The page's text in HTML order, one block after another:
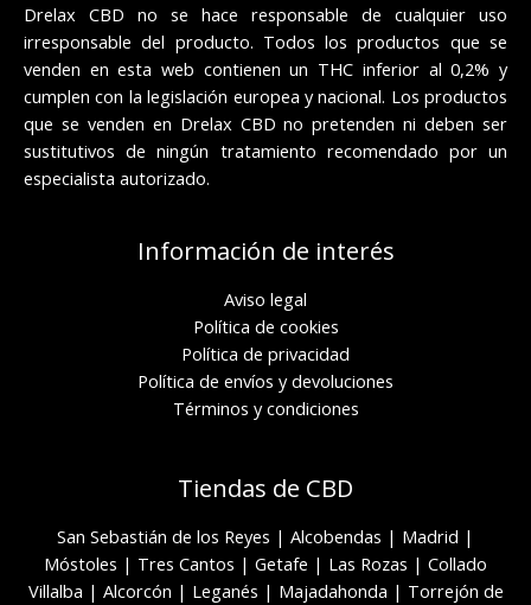
Drelax CBD no se hace responsable de cualquier uso
irresponsable del producto. Todos los productos que se
venden en esta web contienen un THC inferior al 0,2% y
cumplen con la legislación europea y nacional. Los productos
que se venden en Drelax CBD no pretenden ni deben ser
sustitutivos de ningún tratamiento recomendado por un
especialista autorizado.
Información de interés
Aviso legal
Política de cookies
Política de privacidad
Política de envíos y devoluciones
Términos y condiciones
Tiendas de CBD
San Sebastián de los Reyes | Alcobendas | Madrid |
Móstoles | Tres Cantos | Getafe | Las Rozas | Collado
Villalba | Alcorcón | Leganés | Majadahonda | Torrejón de